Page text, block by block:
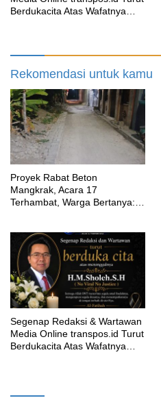
Berdukacita Atas Wafatnya
Rekomendasi untuk kamu
Proyek Rabat Beton
Mangkrak, Acara 17
Terhambat, Warga Bertanya:
Segenap Redaksi & Wartawan
Media Online transpos.id Turut
Berdukacita Atas Wafatnya